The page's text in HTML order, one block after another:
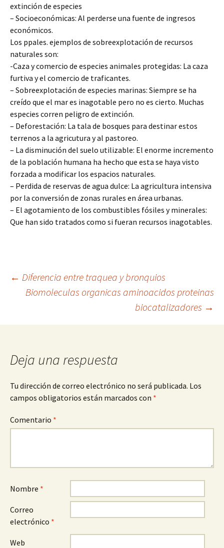
extinción de especies
– Socioeconómicas: Al perderse una fuente de ingresos
económicos.
Los ppales. ejemplos de sobreexplotación de recursos
naturales son:
-Caza y comercio de especies animales protegidas: La caza
furtiva y el comercio de traficantes.
– Sobreexplotación de especies marinas: Siempre se ha
creído que el mar es inagotable pero no es cierto. Muchas
especies corren peligro de extinción.
– Deforestación: La tala de bosques para destinar estos
terrenos a la agricutura y al pastoreo.
– La disminución del suelo utilizable: El enorme incremento
de la población humana ha hecho que esta se haya visto
forzada a modificar los espacios naturales.
– Perdida de reservas de agua dulce: La agricultura intensiva
por la conversión de zonas rurales en área urbanas.
– El agotamiento de los combustibles fósiles y minerales:
Que han sido tratados como si fueran recursos inagotables.
Navegación
← Diferencia entre traquea y bronquios
Biomoleculas organicas aminoacidos proteinas
biocatalizadores →
Deja una respuesta
Tu dirección de correo electrónico no será publicada. Los
campos obligatorios están marcados con *
Comentario *
Nombre *
Correo
electrónico *
Web